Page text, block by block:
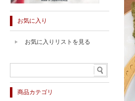
お気に入り
お気に入りリストを見る
商品カテゴリ